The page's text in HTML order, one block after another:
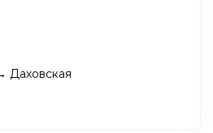
Даховская